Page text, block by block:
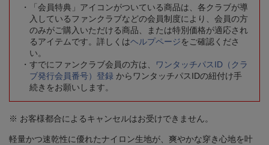
「会員特典」アイコンがついている商品は、各クラブが導
入しているファンクラブなどの会員制度により、会員の方
のみがご購入いただける商品、または特別価格が適応され
るアイテムです。詳しくはヘルプページをご確認くださ
い。
すでにファンクラブ会員の方は、
ワンタッチパスID（クラ
ブ発行会員番号）登録 からワンタッチパスIDの紐付け手
続きをお願いします。
※ お客様都合によるキャンセルはお受けできません。
軽量かつ速乾性に優れたナイロン生地が、爽やかな穿き心地を叶